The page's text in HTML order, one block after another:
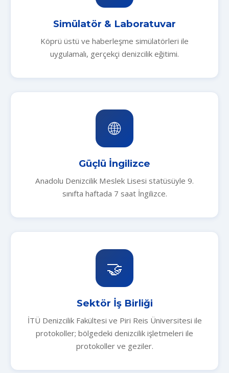
Simülatör & Laboratuvar
Köprü üstü ve haberleşme simülatörleri ile
uygulamalı, gerçekçi denizcilik eğitimi.
🌐
Güçlü İngilizce
Anadolu Denizcilik Meslek Lisesi statüsüyle 9.
sınıfta haftada 7 saat İngilizce.
🤝
Sektör İş Birliği
İTÜ Denizcilik Fakültesi ve Piri Reis Üniversitesi ile
protokoller; bölgedeki denizcilik işletmeleri ile
protokoller ve geziler.